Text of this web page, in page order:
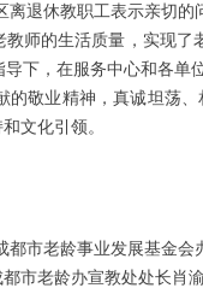
退休教职工表示亲切
师的生活质量，实现
下，在服务中心和各
敬业精神，真诚坦荡
文化引领。
市老龄事业发展基金
市老龄办宣教处处长肖